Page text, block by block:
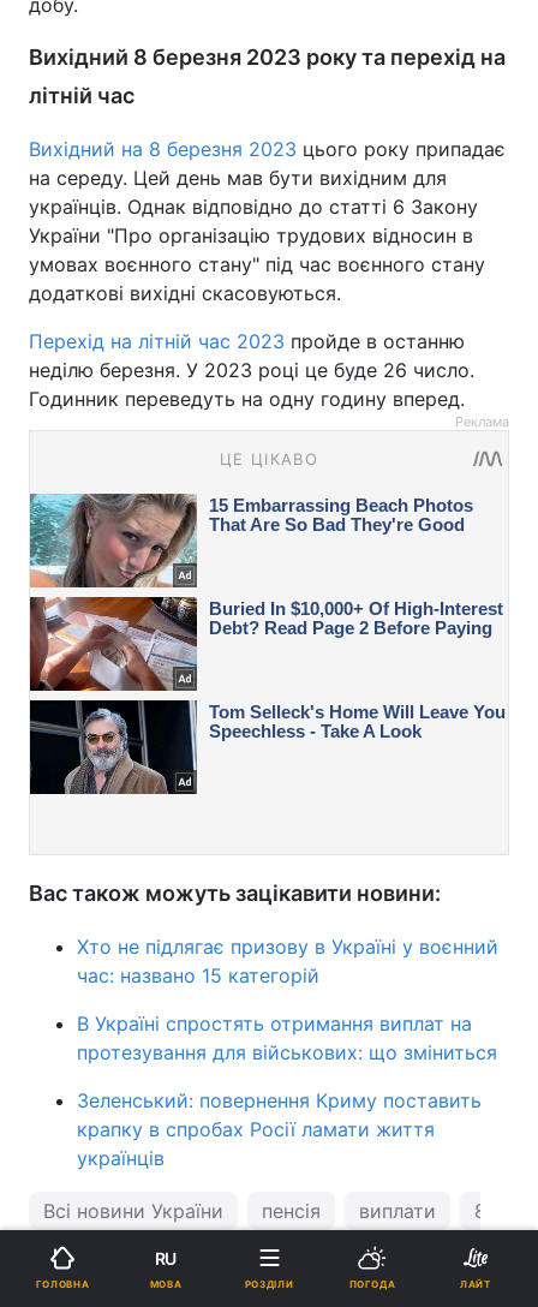
Вихідний 8 березня 2023 року та перехід на
літній час
Вихідний на 8 березня 2023 цього року припадає
на середу. Цей день мав бути вихідним для
українців. Однак відповідно до статті 6 Закону
України "Про організацію трудових відносин в
умовах воєнного стану" під час воєнного стану
додаткові вихідні скасовуються.
Перехід на літній час 2023 пройде в останню
неділю березня. У 2023 році це буде 26 число.
Годинник переведуть на одну годину вперед.
Реклама
Вас також можуть зацікавити новини:
Хто не підлягає призову в Україні у воєнний
час: названо 15 категорій
В Україні спростять отримання виплат на
протезування для військових: що зміниться
Зеленський: повернення Криму поставить
крапку в спробах Росії ламати життя
українців
Всі новини України пенсія виплати 8
ПІДТРИМАЙТЕ НАС
ГОЛОВНА
RU
МОВА РОЗДІЛИ ПОГОДА ЛАЙТ